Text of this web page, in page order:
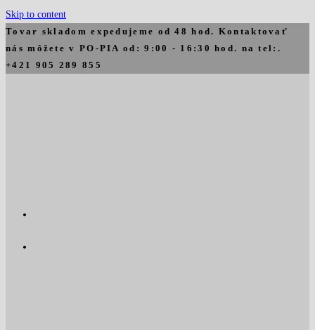
Skip to content
Tovar skladom expedujeme od 48 hod. Kontaktovať
nás môžete v PO-PIA od: 9:00 - 16:30 hod. na tel:.
+421 905 289 855